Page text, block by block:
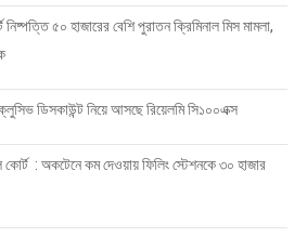
নিষ্পত্তি ৫০ হাজারের বেশি পুরাতন ক্রিমিনাল মিস মামলা,
ডিসকাউন্ট নিয়ে আসছে রিয়েলমি সি১০০এক্স
: অকটেনে কম দেওয়ায় ফিলিং স্টেশনকে ৩০ হাজার